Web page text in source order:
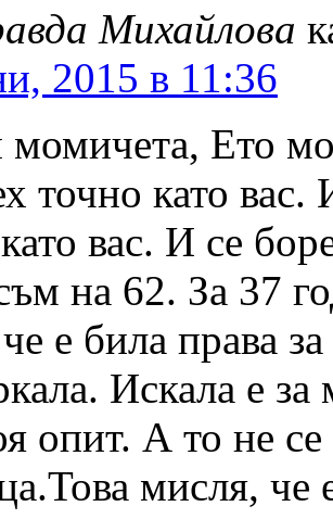
Михайлова
2015 в 11:36
Ето
точно като вас.
вас. И се
на 62. За 37
е била права
Искала е
опит. А то не
мисля, че